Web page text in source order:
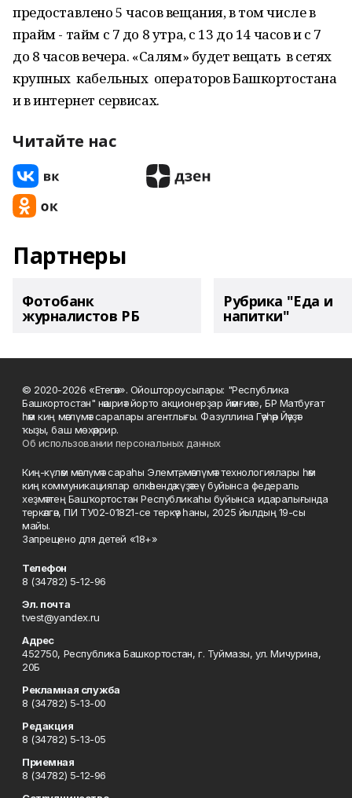
предоставлено 5 часов вещания, в том числе в
прайм - тайм с 7 до 8 утра, с 13 до 14 часов и с 7
до 8 часов вечера. «Салям» будет вещать в сетях
крупных кабельных операторов Башкортостана
и в интернет сервисах.
Читайте нас
Партнеры
Фотобанк
журналистов РБ
Рубрика "Еда и
напитки"
© 2020-2026 «Етегән». Ойоштороусылары: "Республика
Башкортостан" нәшриәт йорто акционерҙар йәмғиәте, БР Матбуғат
һәм киң мәғлүмәт саралары агентлығы. Фазуллина Гәүһәр Йәүҙәт
ҡыҙы, баш мөхәррир.
Об использовании персональных данных
Киң-күләм мәғлүмәт сараһы Элемтә, мәғлүмәт технологиялары һәм
киң коммуникациялар өлкәһендә күҙәтеү буйынса федераль
хеҙмәттең Башҡортостан Республикаһы буйынса идаралығында
теркәлгән, ПИ ТУ02-01821-се теркәү һаны, 2025 йылдың 19-сы
майы.
Запрещено для детей «18+»
Телефон
8 (34782) 5-12-96
Эл. почта
tvest@yandex.ru
Адрес
452750, Республика Башкортостан, г. Туймазы, ул. Мичурина,
20Б
Рекламная служба
8 (34782) 5-13-00
Редакция
8 (34782) 5-13-05
Приемная
8 (34782) 5-12-96